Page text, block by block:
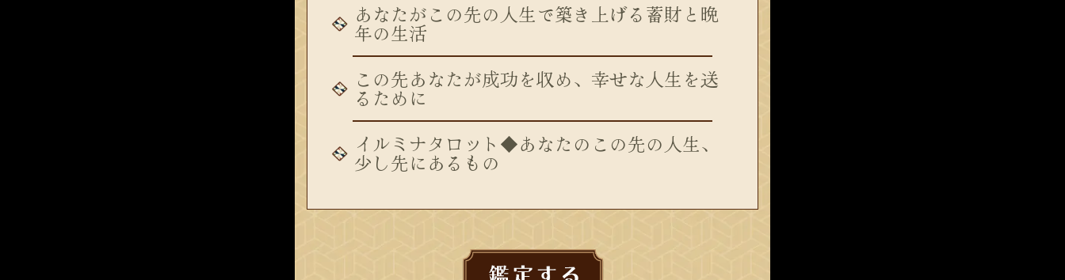
あなたがこの先の人生で築き上げる蓄財と晩
年の生活
この先あなたが成功を収め、幸せな人生を送
るために
イルミナタロット◆あなたのこの先の人生、
少し先にあるもの